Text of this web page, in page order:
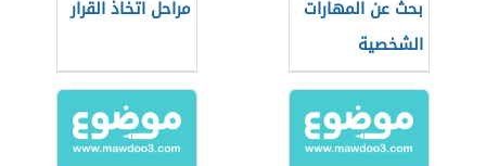
بحث عن المهارات
الشخصية
والاجتماعية
مراحل اتخاذ القرار